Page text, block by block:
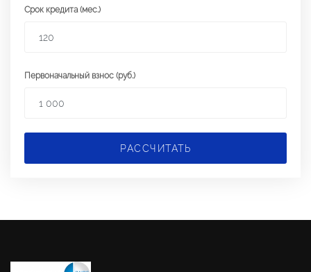
Срок кредита (мес.)
Первоначальный взнос (руб.)
РАССЧИТАТЬ